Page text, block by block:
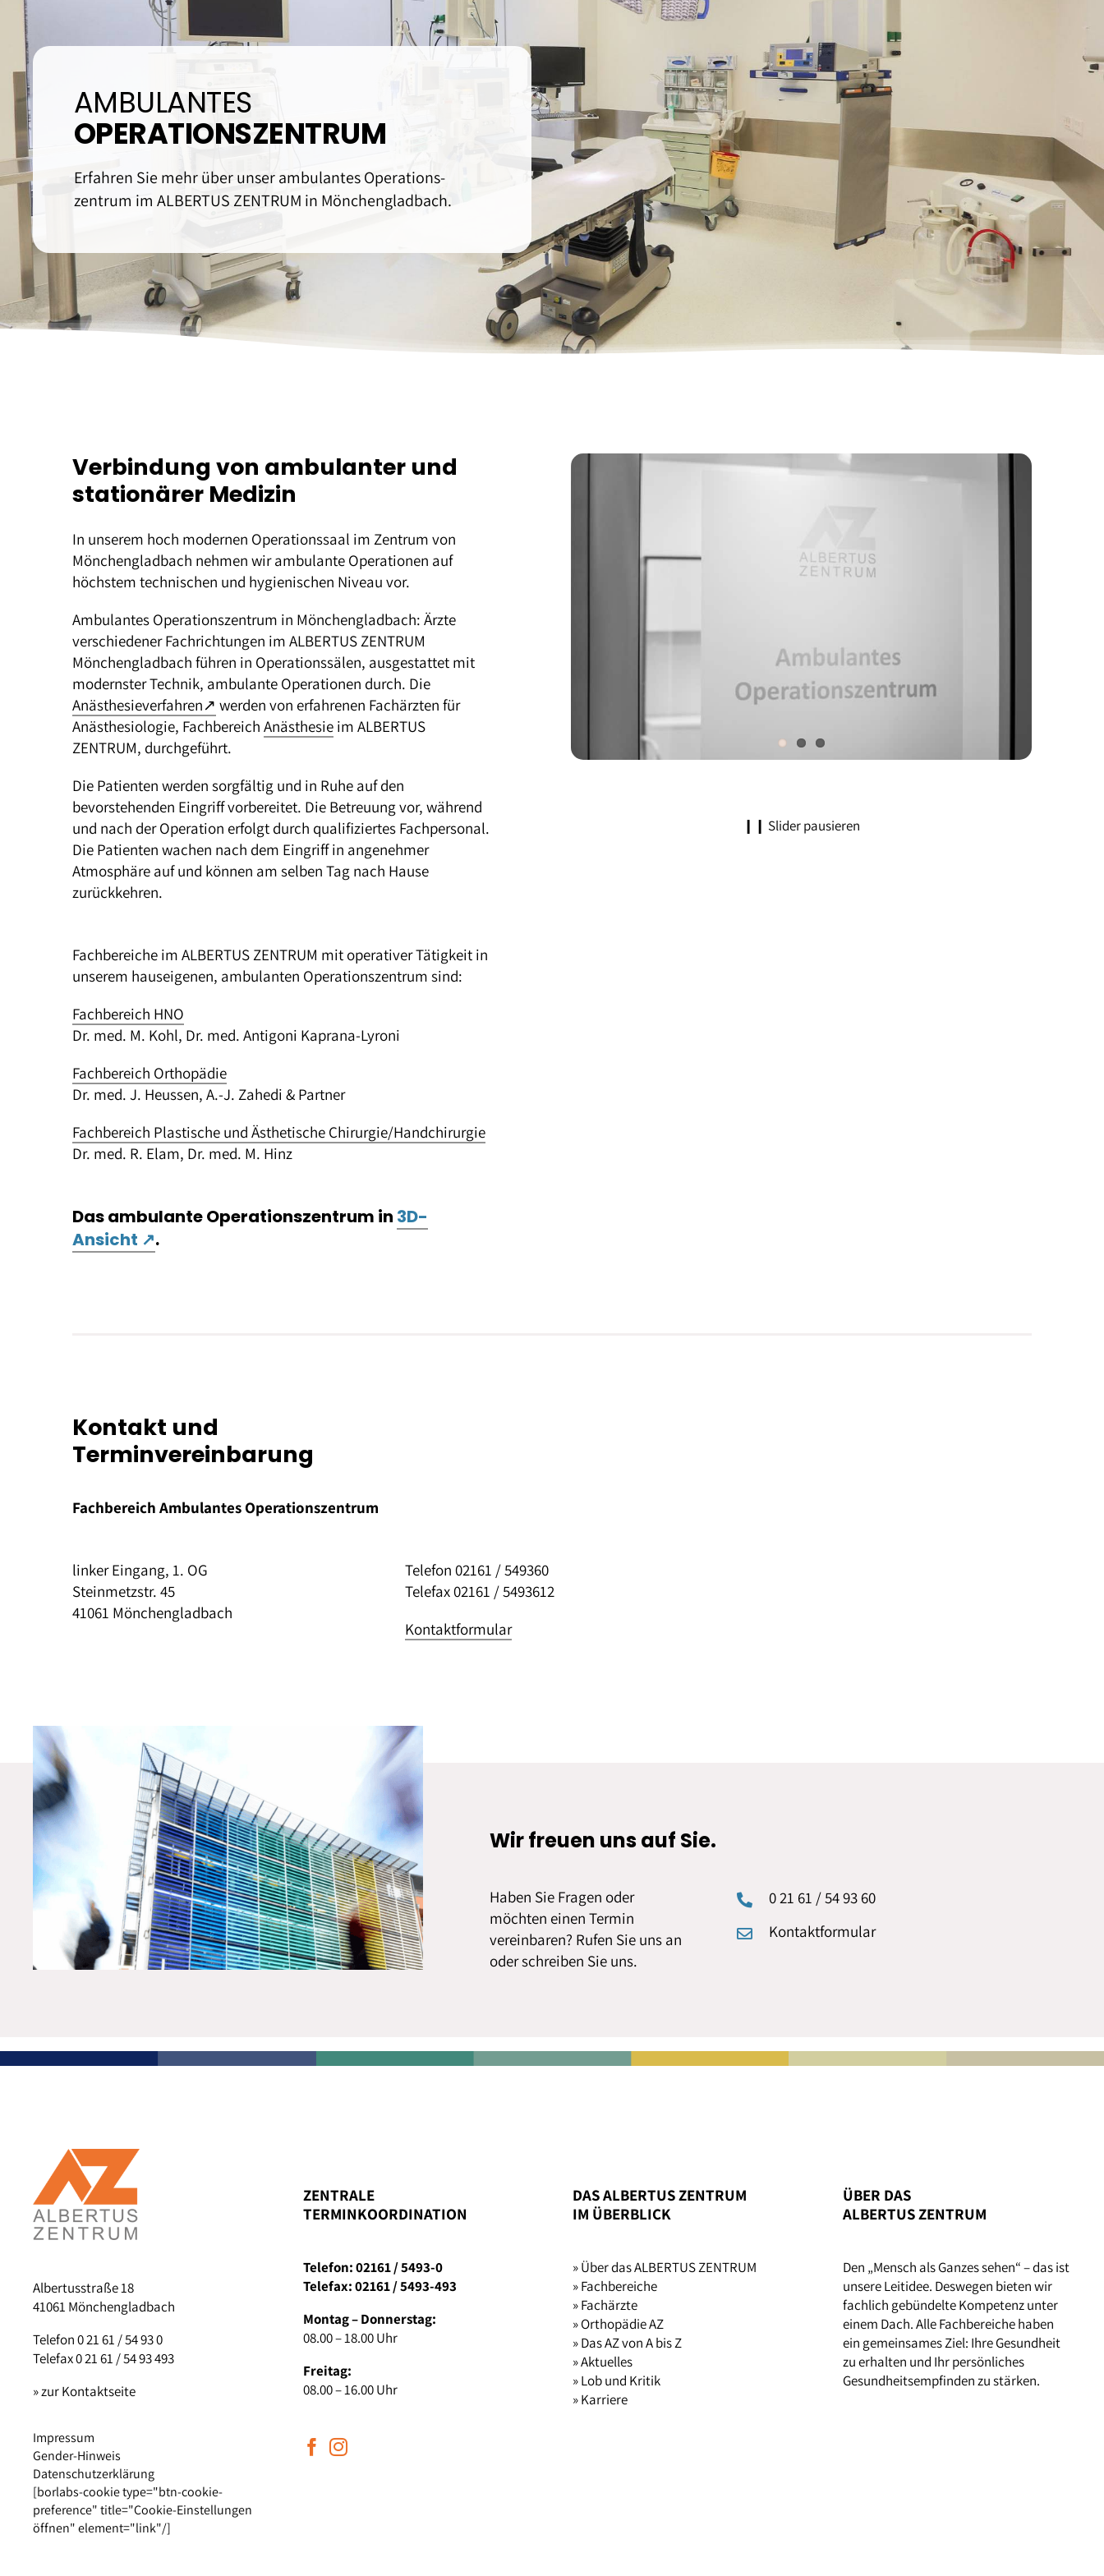
Orthopädie Orthopädie-Technik
Übersicht anzeigen
AMBULANTES
OPERATIONS­ZENTRUM
Erfahren Sie mehr über unser ambulantes Operations­
zentrum im ALBERTUS ZENTRUM in Mönchengladbach.
Verbindung von ambulanter und
stationärer Medizin
In unserem hoch modernen Operationssaal im Zentrum von
Mönchengladbach nehmen wir ambulante Operationen auf
höchstem technischen und hygienischen Niveau vor.
Ambulantes Operationszentrum in Mönchengladbach: Ärzte
verschiedener Fachrichtungen im ALBERTUS ZENTRUM
Mönchengladbach führen in Operationssälen, ausgestattet mit
modernster Technik, ambulante Operationen durch. Die
Anästhesieverfahren– öffnet in neuem Tab
↗ werden von erfahrenen Fachärzten für
Anästhesiologie, FachbereichAnästhesie im ALBERTUS
ZENTRUM, durchgeführt.
Die Patienten werden sorgfältig und in Ruhe auf den
bevorstehenden Eingriff vorbereitet. Die Betreuung vor, während
und nach der Operation erfolgt durch qualifiziertes Fachpersonal.
Die Patienten wachen nach dem Eingriff in angenehmer
Atmosphäre auf und können am selben Tag nach Hause
zurückkehren.
Fachbereiche im ALBERTUS ZENTRUM mit operativer Tätigkeit in
unserem hauseigenen, ambulanten Operationszentrum sind:
Fachbereich HNO
Dr. med. M. Kohl, Dr. med. Antigoni Kaprana-Lyroni
Fachbereich Orthopädie
Dr. med. J. Heussen, A.-J. Zahedi & Partner
Fachbereich Plastische und Ästhetische Chirurgie/Handchirurgie
Dr. med. R. Elam, Dr. med. M. Hinz
Das ambulante Operationszentrum in 3D-
Ansicht – öffnet in neuem Tab
↗.
❙❙ Slider pausieren
Kontakt und
Terminvereinbarung
Fachbereich Ambulantes Operationszentrum
linker Eingang, 1. OG
Steinmetzstr. 45
41061 Mönchengladbach
Telefon 02161 / 549360
Telefax 02161 / 5493612
Kontaktformular
Wir freuen uns auf Sie.
Haben Sie Fragen oder
möchten einen Termin
vereinbaren? Rufen Sie uns an
oder schreiben Sie uns.
0 21 61 / 54 93 60
Kontaktformular
Albertusstraße 18
41061 Mönchengladbach
Telefon 0 21 61 / 54 93 0
Telefax 0 21 61 / 54 93 493
» zur Kontaktseite
Impressum
Gender-Hinweis
Datenschutzerklärung
[borlabs-cookie type="btn-cookie-
preference" title="Cookie-Einstellungen
öffnen" element="link"/]
ZENTRALE
TERMINKOORDINATION
Telefon: 02161 / 5493-0
Telefax: 02161 / 5493-493
Montag – Donnerstag:
08.00 – 18.00 Uhr
Freitag:
08.00 – 16.00 Uhr
DAS ALBERTUS ZENTRUM
IM ÜBERBLICK
» Über das ALBERTUS ZENTRUM
» Fachbereiche
» Fachärzte
» Orthopädie AZ
» Das AZ von A bis Z
» Aktuelles
» Lob und Kritik
» Karriere
ÜBER DAS
ALBERTUS ZENTRUM
Den „Mensch als Ganzes sehen“ – das ist
unsere Leitidee. Deswegen bieten wir
fachlich gebündelte Kompetenz unter
einem Dach. Alle Fachbereiche haben
ein gemeinsames Ziel: Ihre Gesundheit
zu erhalten und Ihr persönliches
Gesundheitsempfinden zu stärken.